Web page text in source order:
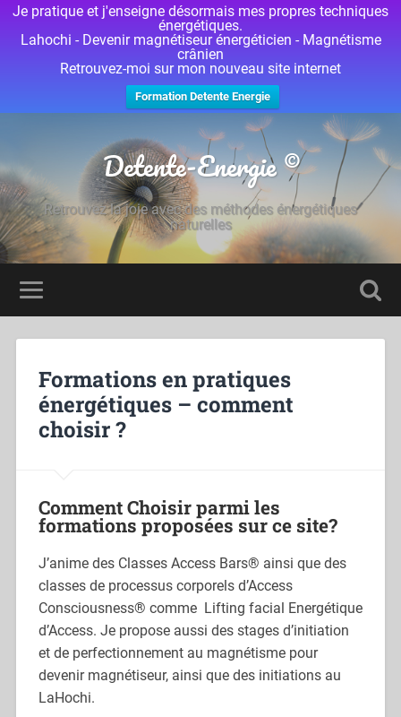
Je pratique et j'enseigne désormais mes propres techniques
énergétiques.
Lahochi - Devenir magnétiseur énergéticien - Magnétisme
crânien
Retrouvez-moi sur mon nouveau site internet
Formation Detente Energie
Detente-Energie ©
Retrouvez la joie avec des méthodes énergétiques
naturelles
Formations en pratiques
énergétiques – comment
choisir ?
Comment Choisir parmi les
formations proposées sur ce site?
J’anime des Classes Access Bars® ainsi que des
classes de processus corporels d’Access
Consciousness® comme Lifting facial Energétique
d’Access. Je propose aussi des stages d’initiation
et de perfectionnement au magnétisme pour
devenir magnétiseur, ainsi que des initiations au
LaHochi.